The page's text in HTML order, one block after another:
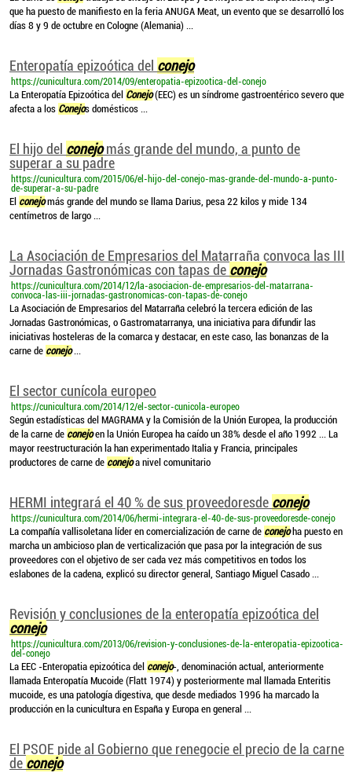
que ha puesto de manifiesto en la feria ANUGA Meat, un evento que se desarrolló los
días 8 y 9 de octubre en Cologne (Alemania) ...
Enteropatía epizoótica del conejo
https://cunicultura.com/2014/09/enteropatia-epizootica-del-conejo
La Enteropatía Epizoótica del Conejo(EEC) es un síndrome gastroentérico severo que
afecta a los Conejos domésticos ...
El hijo del conejomás grande del mundo, a punto de
superar a su padre
https://cunicultura.com/2015/06/el-hijo-del-conejo-mas-grande-del-mundo-a-punto-
de-superar-a-su-padre
El conejomás grande del mundo se llama Darius, pesa 22 kilos y mide 134
centímetros de largo ...
La Asociación de Empresarios del Matarraña convoca las III
Jornadas Gastronómicas con tapas de conejo
https://cunicultura.com/2014/12/la-asociacion-de-empresarios-del-matarrana-
convoca-las-iii-jornadas-gastronomicas-con-tapas-de-conejo
La Asociación de Empresarios del Matarraña celebró la tercera edición de las
Jornadas Gastronómicas, o Gastromatarranya, una iniciativa para difundir las
iniciativas hosteleras de la comarca y destacar, en este caso, las bonanzas de la
carne de conejo...
El sector cunícola europeo
https://cunicultura.com/2014/12/el-sector-cunicola-europeo
Según estadísticas del MAGRAMA y la Comisión de la Unión Europea, la producción
de la carne de conejoen la Unión Europea ha caído un 38% desde el año 1992 ... La
mayor reestructuración la han experimentado Italia y Francia, principales
productores de carne de conejoa nivel comunitario
HERMI integrará el 40 % de sus proveedoresde conejo
https://cunicultura.com/2014/06/hermi-integrara-el-40-de-sus-proveedoresde-conejo
La compañía vallisoletana líder en comercialización de carne de conejoha puesto en
marcha un ambicioso plan de verticalización que pasa por la integración de sus
proveedores con el objetivo de ser cada vez más competitivos en todos los
eslabones de la cadena, explicó su director general, Santiago Miguel Casado ...
Revisión y conclusiones de la enteropatía epizoótica del
conejo
https://cunicultura.com/2013/06/revision-y-conclusiones-de-la-enteropatia-epizootica-
del-conejo
La EEC -Enteropatia epizoótica del conejo-, denominación actual, anteriormente
llamada Enteropatía Mucoide (Flatt 1974) y posteriormente mal llamada Enteritis
mucoide, es una patología digestiva, que desde mediados 1996 ha marcado la
producción en la cunicultura en España y Europa en general ...
El PSOE pide al Gobierno que renegocie el precio de la carne
de conejo